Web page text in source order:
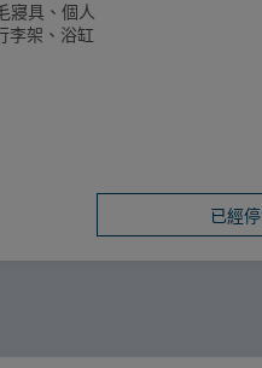
寢具、個人
李架、浴缸
已經